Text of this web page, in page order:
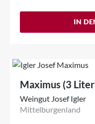
IN
Maximus (3
Weingut Josef Igler
Mittelburgenland